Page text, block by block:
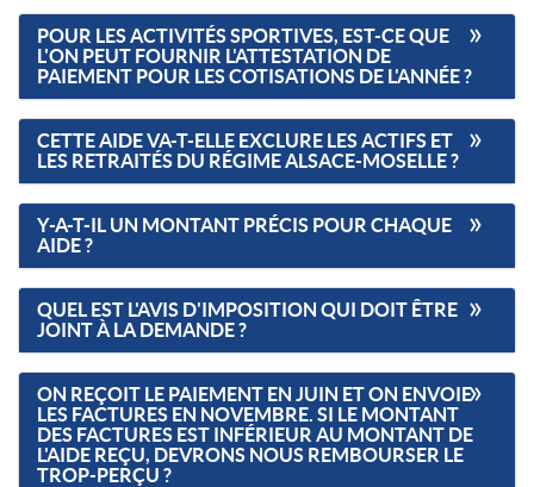
POUR LES ACTIVITÉS SPORTIVES, EST-CE QUE
L'ON PEUT FOURNIR L'ATTESTATION DE
PAIEMENT POUR LES COTISATIONS DE L'ANNÉE ?
CETTE AIDE VA-T-ELLE EXCLURE LES ACTIFS ET
LES RETRAITÉS DU RÉGIME ALSACE-MOSELLE ?
Y-A-T-IL UN MONTANT PRÉCIS POUR CHAQUE
AIDE ?
QUEL EST L'AVIS D'IMPOSITION QUI DOIT ÊTRE
JOINT À LA DEMANDE ?
ON REÇOIT LE PAIEMENT EN JUIN ET ON ENVOIE
LES FACTURES EN NOVEMBRE. SI LE MONTANT
DES FACTURES EST INFÉRIEUR AU MONTANT DE
L'AIDE REÇU, DEVRONS NOUS REMBOURSER LE
TROP-PERÇU ?